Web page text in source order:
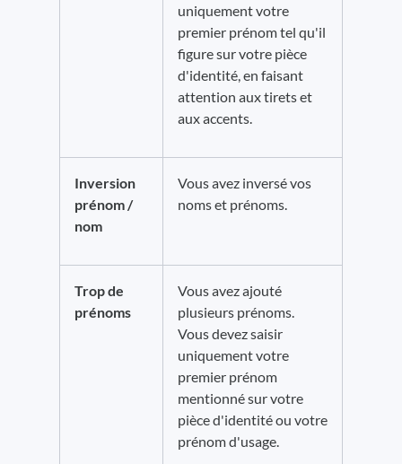
uniquement votre
premier prénom tel qu'il
figure sur votre pièce
d'identité, en faisant
attention aux tirets et
aux accents.
Inversion
prénom /
nom
Vous avez inversé vos
noms et prénoms.
Trop de
prénoms
Vous avez ajouté
plusieurs prénoms.
Vous devez saisir
uniquement votre
premier prénom
mentionné sur votre
pièce d'identité ou votre
prénom d'usage.